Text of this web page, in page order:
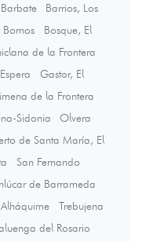
Barbate
Barrios, Los
Bornos
Bosque, El
de la Frontera
Espera
Gastor, El
de la Frontera
Sidonia
Olvera
de Santa María, El
San Fernando
de Barrameda
Trebujena
del Rosario